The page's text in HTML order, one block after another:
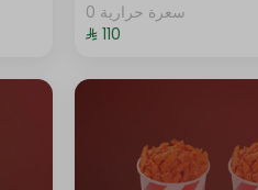
0 سعرة حرارية
⁨⁦‪‬ 110⁩